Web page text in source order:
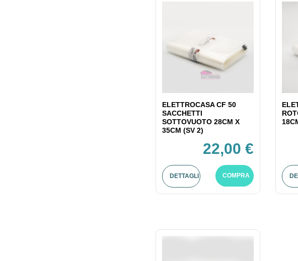
ELETTROCASA CF 50
SACCHETTI
SOTTOVUOTO 28CM X
35CM (SV 2)
22,00 €
DETTAGLI COMPRA